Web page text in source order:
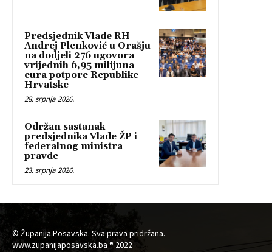
Predsjednik Vlade RH
Andrej Plenković u Orašju
na dodjeli 276 ugovora
vrijednih 6,95 milijuna
eura potpore Republike
Hrvatske
28. srpnja 2026.
Održan sastanak
predsjednika Vlade ŽP i
federalnog ministra
pravde
23. srpnja 2026.
© Županija Posavska. Sva prava pridržana.
www.zupanijaposavska.ba ® 2022